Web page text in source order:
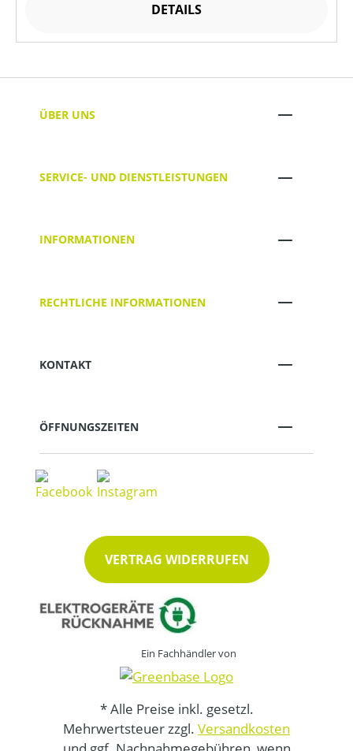
DETAILS
ÜBER UNS
SERVICE- UND DIENSTLEISTUNGEN
INFORMATIONEN
RECHTLICHE INFORMATIONEN
KONTAKT
ÖFFNUNGSZEITEN
VERTRAG WIDERRUFEN
Ein Fachhändler von
* Alle Preise inkl. gesetzl.
Mehrwertsteuer zzgl. Versandkosten